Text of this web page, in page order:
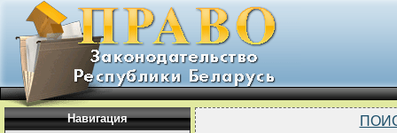
Навигация